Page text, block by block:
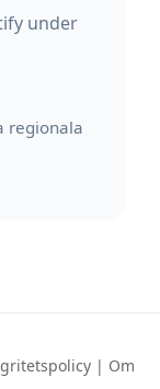
under
regionala
| Om